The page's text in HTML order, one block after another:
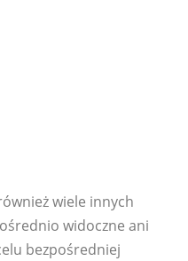
wiele innych
widoczne ani
bezpośredniej